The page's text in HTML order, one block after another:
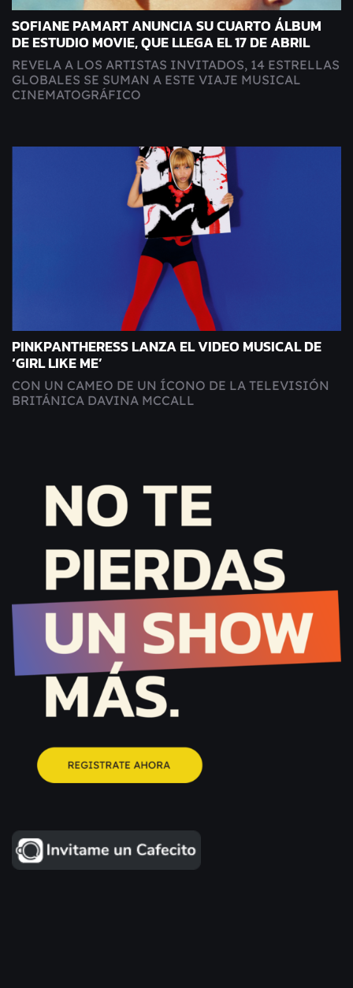
SOFIANE PAMART ANUNCIA SU CUARTO ÁLBUM
DE ESTUDIO MOVIE, QUE LLEGA EL 17 DE ABRIL
REVELA A LOS ARTISTAS INVITADOS, 14 ESTRELLAS
GLOBALES SE SUMAN A ESTE VIAJE MUSICAL
CINEMATOGRÁFICO
PINKPANTHERESS LANZA EL VIDEO MUSICAL DE
‘GIRL LIKE ME’
CON UN CAMEO DE UN ÍCONO DE LA TELEVISIÓN
BRITÁNICA DAVINA MCCALL